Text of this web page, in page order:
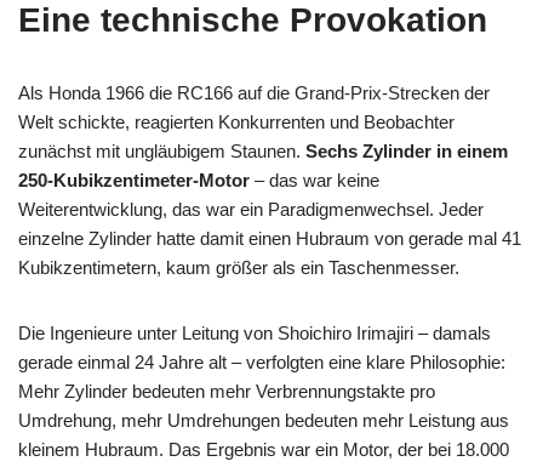
Eine technische Provokation
Als Honda 1966 die RC166 auf die Grand-Prix-Strecken der
Welt schickte, reagierten Konkurrenten und Beobachter
zunächst mit ungläubigem Staunen. Sechs Zylinder in einem
250-Kubikzentimeter-Motor – das war keine
Weiterentwicklung, das war ein Paradigmenwechsel. Jeder
einzelne Zylinder hatte damit einen Hubraum von gerade mal 41
Kubikzentimetern, kaum größer als ein Taschenmesser.
Die Ingenieure unter Leitung von Shoichiro Irimajiri – damals
gerade einmal 24 Jahre alt – verfolgten eine klare Philosophie:
Mehr Zylinder bedeuten mehr Verbrennungstakte pro
Umdrehung, mehr Umdrehungen bedeuten mehr Leistung aus
kleinem Hubraum. Das Ergebnis war ein Motor, der bei 18.000